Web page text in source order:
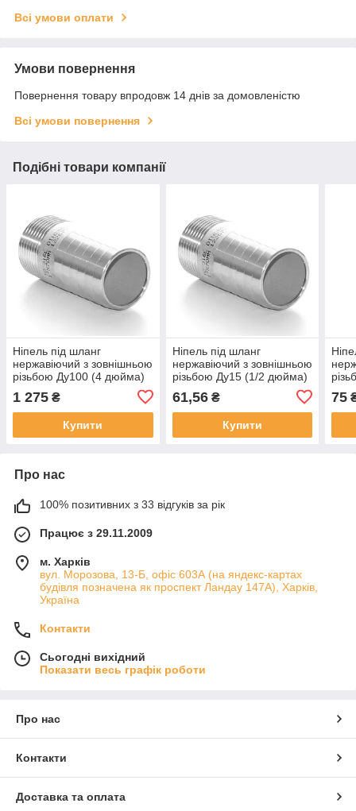
Всі умови оплати
Умови повернення
Повернення товару впродовж 14 днів за домовленістю
Всі умови повернення
Подібні товари компанії
Ніпель під шланг
нержавіючий з зовнішньою
різьбою Ду100 (4 дюйма)
AISI304 (під шланг 108мм)
1 275 ₴
Купити
Ніпель під шланг
нержавіючий з зовнішньою
різьбою Ду15 (1/2 дюйма)
21,3мм)
61,56₴
Купити
75
Про нас
100% позитивних з 33 відгуків за рік
Працює з 29.11.2009
м. Харків
вул. Морозова, 13-Б, офіс 603А (на яндекс-картах
будівля позначена як проспект Ландау 147А), Харків,
Україна
Контакти
Сьогодні вихідний
Показати весь графік роботи
Про нас
Контакти
Доставка та оплата